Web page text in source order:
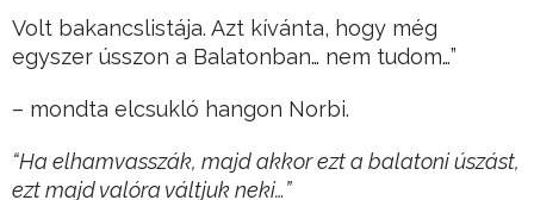
Volt bakancslistája. Azt kívánta, hogy még
egyszer ússzon a Balatonban… nem tudom…”
– mondta elcsukló hangon Norbi.
“Ha elhamvasszák, majd akkor ezt a balatoni úszást,
ezt majd valóra váltjuk neki…”